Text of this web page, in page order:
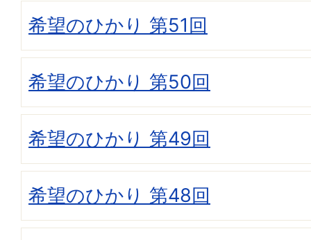
希望のひかり 第51回
希望のひかり 第50回
希望のひかり 第49回
希望のひかり 第48回